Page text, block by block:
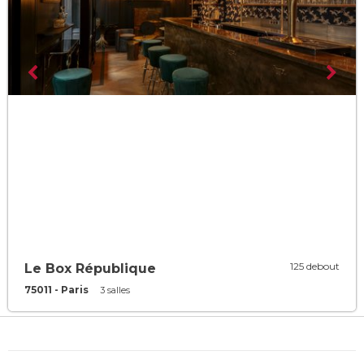
Le Box République
75011 - Paris 3 salles
125 debout